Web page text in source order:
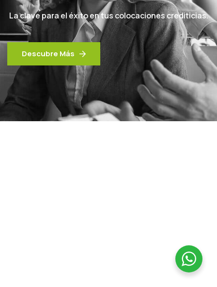
La clave para el éxito en tus colocaciones crediticias.
Descubre Más